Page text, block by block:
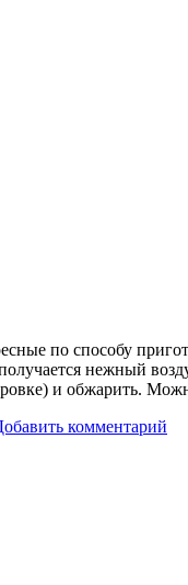
по способу
нежный
и обжарить.
комментарий